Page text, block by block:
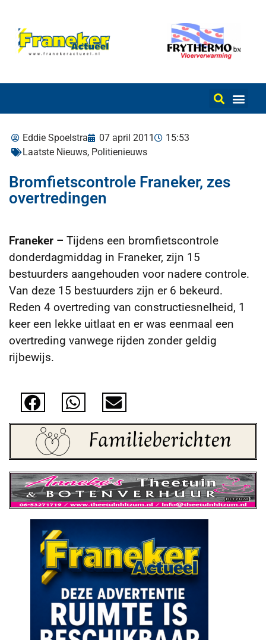
Eddie Spoelstra 07 april 2011
15:53
Laatste Nieuws, Politienieuws
Bromfietscontrole Franeker, zes
overtredingen
Franeker – Tijdens een bromfietscontrole
donderdagmiddag in Franeker, zijn 15
bestuurders aangehouden voor nadere controle.
Van deze 15 bestuurders zijn er 6 bekeurd.
Reden 4 overtreding van constructiesnelheid, 1
keer een lekke uitlaat en er was eenmaal een
overtreding vanwege rijden zonder geldig
rijbewijs.